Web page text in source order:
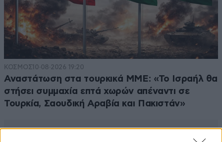
ΚΟΣΜΟΣ10·08·2026 19:20
Αναστάτωση στα τουρκικά ΜΜΕ: «Το Ισραήλ θα
στήσει συμμαχία επτά χωρών απέναντι σε
Τουρκία, Σαουδική Αραβία και Πακιστάν»